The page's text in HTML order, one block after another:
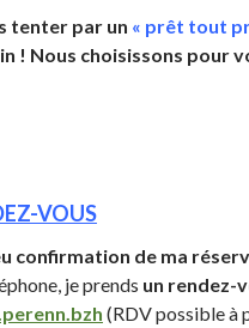
tenter par un « prêt tout
! Nous choisissons pour
VOUS
confirmation de ma
je prends un rendez-
(RDV possible à